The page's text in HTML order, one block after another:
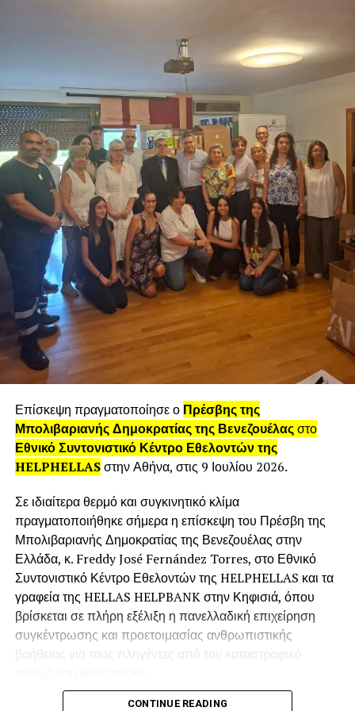
εξασφαλίζουν επιτυχία σε μια επιχείρηση;
Αν ξεκινήσουμε από το εσωτερικό περιβάλλον μιας
επιχείρησης, πιστεύω πως οι ανθρώπινοι πόροι, με τη
συνεχή εκπαίδευση, αξιολόγηση και παρακίνηση,
αποτελούν ίσως και τον πιο σημαντικό παράγοντα ενός
οργανισμού προς την επιτυχία και την εξέλιξη. Κάθε
επιχείρηση χρειάζεται όραμα, φιλοδοξίες και κυρίως
διάθεση για δουλειά. Η συνέπεια και ο σεβασμός προς τον
πελάτη είναι στοιχεία άρρηκτα συνδεδεμένα με την
επιτυχία μιας εταιρίας. Επιπλέον θεωρώ, πως μια
επιχείρηση πρέπει να είναι συνεχώς σε θέση να
αντιλαμβάνεται και να αντιδράει γρήγορα σε όλες τις
αλλαγές και τις επιχειρηματικές προκλήσεις που
εμφανίζονται για να εξασφαλίσει μία επιτυχημένη και
μακροπρόθεσμη επιτυχία.
Ποια είναι τα σχέδια σας για το άμεσο μέλλον;
ρόλο έχει η επιχείρησή μου, που καταλαμβάνει και τον
περισσότερο χρόνο από την καθημερινότητά μου. Οι
απαιτήσεις έχουν αυξηθεί πάρα πολύ στη σύγχρονη
εποχή και οι προκλήσεις δυσκολίες που έχει
ιδιαίτερη προσοχή και συνεχόμενη προσπάθεια. Στόχος
μου είναι βέβαια κάποια στιγμή να καταφέρω να έχω
περισσότερο προσωπικό ελεύθερο χρόνο για την
οικογένεια και τους φίλους μου. Τέλος, ένα ταξίδι στο
εξωτερικό είναι κάτι που σίγουρα θέλω να καταφέρω να
κάνω στο άμεσο μέλλον!
RELATED TOPICS: FEATURED
«Αφιέρωμα» Η Θεσσαλία επιχειρεί: Μαρία
Επίσκεψη πραγματοποίησε ο Πρέσβης της
Μπολιβαριανής Δημοκρατίας της Βενεζουέλαςστο
Εθνικό Συντονιστικό Κέντρο Εθελοντών της
HELPHELLASστην Αθήνα, στις 9 Ιουλίου 2026.
Σε ιδιαίτερα θερμό και συγκινητικό κλίμα
πραγματοποιήθηκε σήμερα η επίσκεψη του Πρέσβη της
Μπολιβαριανής Δημοκρατίας της Βενεζουέλας στην
Ελλάδα, κ. Freddy José Fernández Torres, στο Εθνικό
Συντονιστικό Κέντρο Εθελοντών της HELPHELLAS και τα
γραφεία της HELLAS HELPBANK στην Κηφισιά, όπου
βρίσκεται σε πλήρη εξέλιξη η πανελλαδική επιχείρηση
συγκέντρωσης και προετοιμασίας ανθρωπιστικής
βοήθειας για τους πληγέντες από τον καταστροφικό
CONTINUE READING